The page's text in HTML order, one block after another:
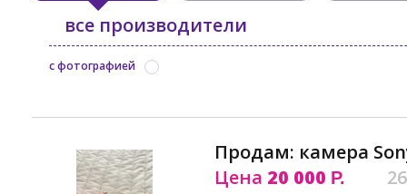
все производители
с фотографией
Продам: камера
Цена 20 000 Р.